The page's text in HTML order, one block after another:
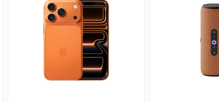
Подробнее
об оплате Плайтом